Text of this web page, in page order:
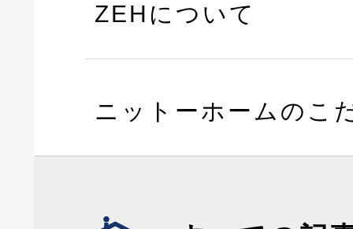
ZEHについて
ニットーホームのこ